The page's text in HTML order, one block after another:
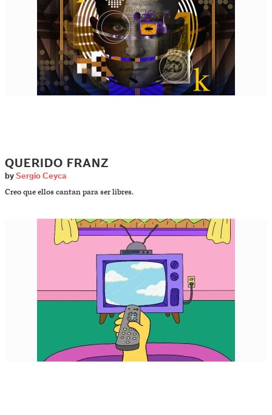
QUERIDO FRANZ
by Sergio Ceyca
Creo que ellos cantan para ser libres.